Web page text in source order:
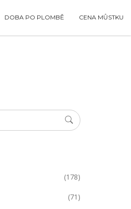
DOBA PO PLOMBĚ CENA MŮSTKU
(178)
(71)